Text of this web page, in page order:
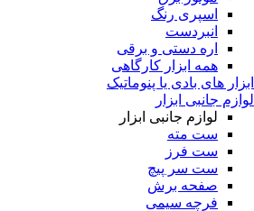
اسپری رنگ
انبردست
اره دستی و برقی
همه ابزار کارگاهی
ابزار های بادی یا پنوماتیک
لوازم جانبی ابزار
لوازم جانبی ابزار
ست مته
ست فرز
ست سر پیچ
صفحه برش
فرچه سیمی